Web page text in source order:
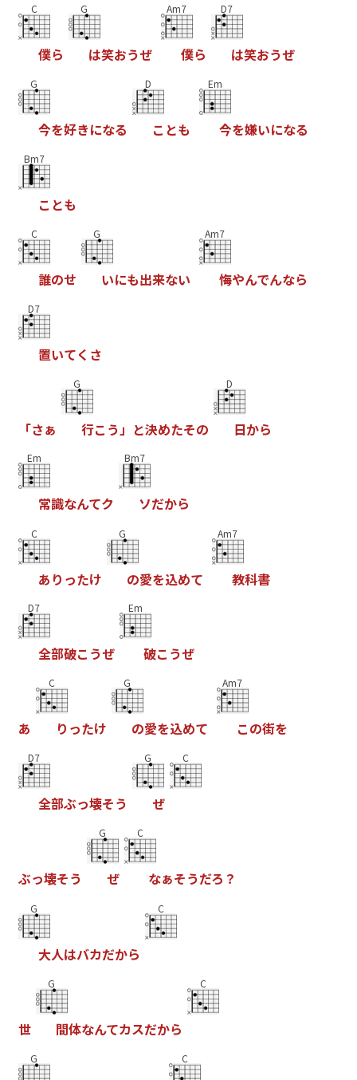
C
僕ら
G
は笑おうぜ
Am7
僕ら
D7
は笑おうぜ
G
今を好きになる
D
こ とも
Em
今を嫌いになる
Bm7
こ とも
C
誰のせ
G
いにも出来ない
Am7
悔やんでんなら
D7
置いてく さ
「さぁ
G
行こ う」 と決めたその
D
日から
Em
常識なんてク
Bm7
ソだから
C
あ り ったけ
G
の愛を込めて
Am7
教科書
D7
全部破こ うぜ
Em
破こ うぜ
あ
C
り ったけ
G
の愛を込めて
Am7
この街を
D7
全部ぶっ壊そう
G
ぜ
C
ぶっ壊そう
G
ぜ
C
なぁそうだろ ？
G
大人はバカだから
C
世
G
間体なんてカスだから
C
G C